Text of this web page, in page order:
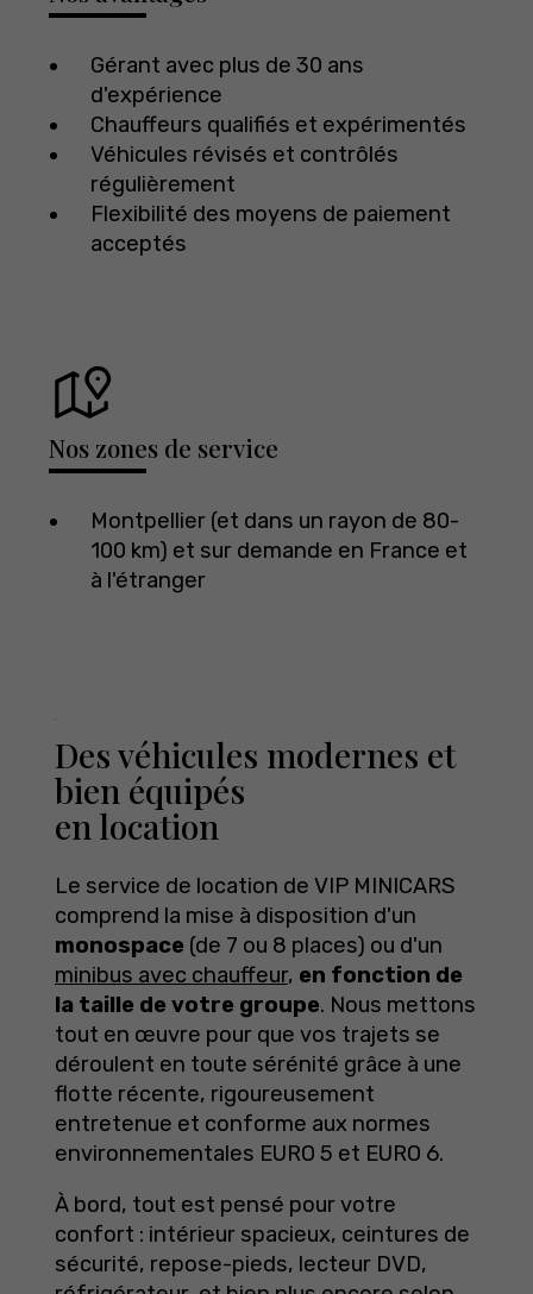
Gérant avec plus de 30 ans
d'expérience
Chauffeurs qualifiés et expérimentés
Véhicules révisés et contrôlés
régulièrement
Flexibilité des moyens de paiement
acceptés
Nos zones de service
Montpellier (et dans un rayon de 80-
100 km) et sur demande en France et
à l'étranger
Des véhicules modernes et
bien équipés
en location
Le service de location de VIP MINICARS
comprend la mise à disposition d'un
monospace (de 7 ou 8 places) ou d'un
minibus avec chauffeur, en fonction de
la taille de votre groupe. Nous mettons
tout en œuvre pour que vos trajets se
déroulent en toute sérénité grâce à une
flotte récente, rigoureusement
entretenue et conforme aux normes
environnementales EURO 5 et EURO 6.
À bord, tout est pensé pour votre
confort : intérieur spacieux, ceintures de
sécurité, repose-pieds, lecteur DVD,